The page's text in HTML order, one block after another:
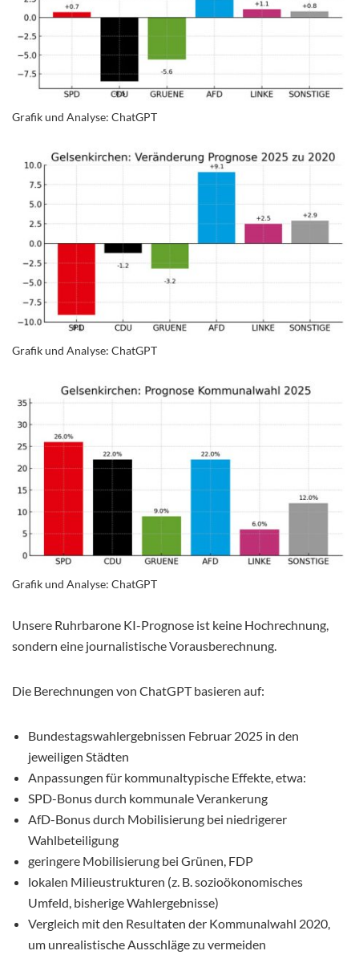
Grafik und Analyse: ChatGPT
Grafik und Analyse: ChatGPT
Grafik und Analyse: ChatGPT
Unsere Ruhrbarone KI-Prognose ist keine Hochrechnung,
sondern eine journalistische Vorausberechnung.
Die Berechnungen von ChatGPT basieren auf:
Bundestagswahlergebnissen Februar 2025 in den
jeweiligen Städten
Anpassungen für kommunaltypische Effekte, etwa:
SPD-Bonus durch kommunale Verankerung
AfD-Bonus durch Mobilisierung bei niedrigerer
Wahlbeteiligung
geringere Mobilisierung bei Grünen, FDP
lokalen Milieustrukturen (z. B. sozioökonomisches
Umfeld, bisherige Wahlergebnisse)
Vergleich mit den Resultaten der Kommunalwahl 2020,
um unrealistische Ausschläge zu vermeiden